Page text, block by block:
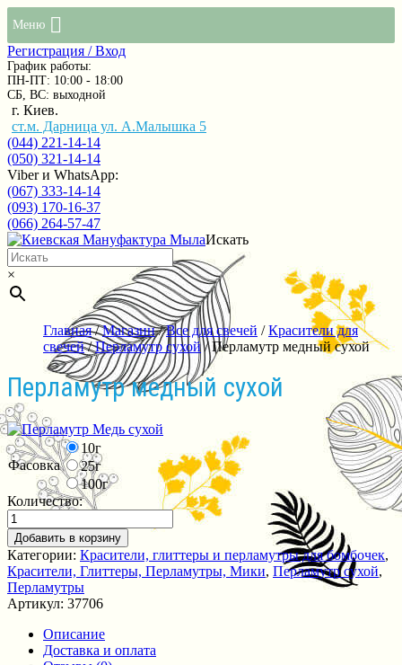
Меню
Регистрация / Вход
График работы:
ПН-ПТ: 10:00 - 18:00
СБ, ВС: выходной
г. Киев.
ст.м. Дарница ул. А.Малышка 5
(044) 221-14-14
(050) 321-14-14
Viber и WhatsApp:
(067) 333-14-14
(093) 170-16-37
(066) 264-57-47
Искать
×
Главная/Магазин/Все для свечей /Красители для
свечей/Перламутр сухой/ Перламутр медный сухой
Перламутр медный сухой
Фасовка
10г
25г
100г
Количество:
Добавить в корзину
Категории: Красители, глиттеры и перламутры для бомбочек,
Красители, Глиттеры, Перламутры, Мики, Перламутр сухой,
Перламутры
Артикул: 37706
Описание
Доставка и оплата